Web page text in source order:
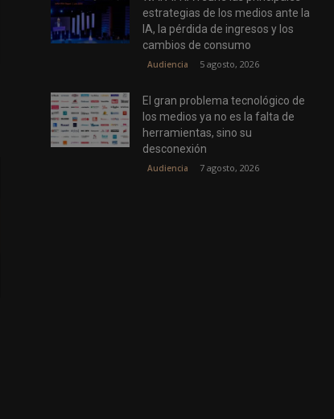
estrategias de los medios ante la
IA, la pérdida de ingresos y los
cambios de consumo
Audiencia 5 agosto, 2026
El gran problema tecnológico de
los medios ya no es la falta de
herramientas, sino su
desconexión
Audiencia 7 agosto, 2026